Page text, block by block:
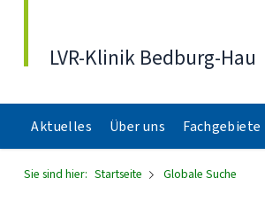
LVR-Klinik Bedburg-Hau
Aktuelles Über uns Fachgebiete
Sie sind hier: Startseite Globale Suche